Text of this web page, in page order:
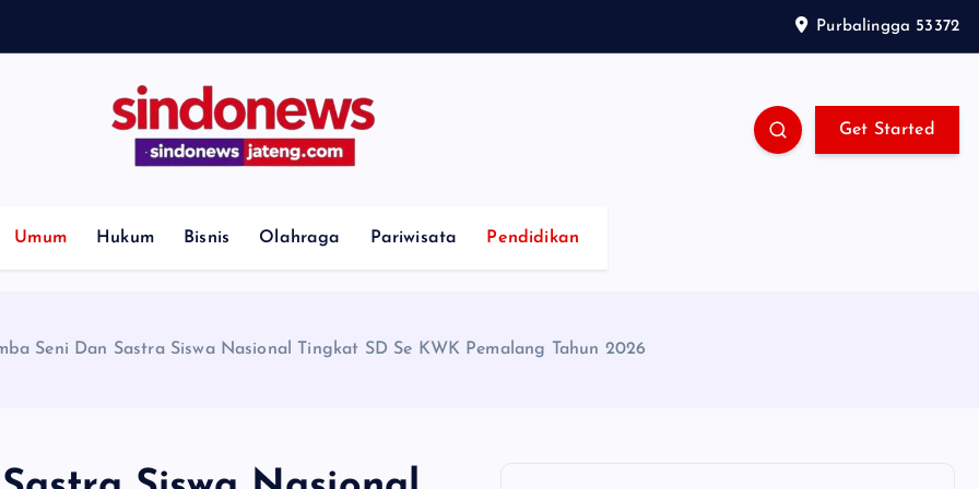
Purbalingga 53372
Get Started
Umum Hukum Bisnis Olahraga Pariwisata Pendidikan
Seni Dan Sastra Siswa Nasional Tingkat SD Se KWK Pemalang Tahun 2026